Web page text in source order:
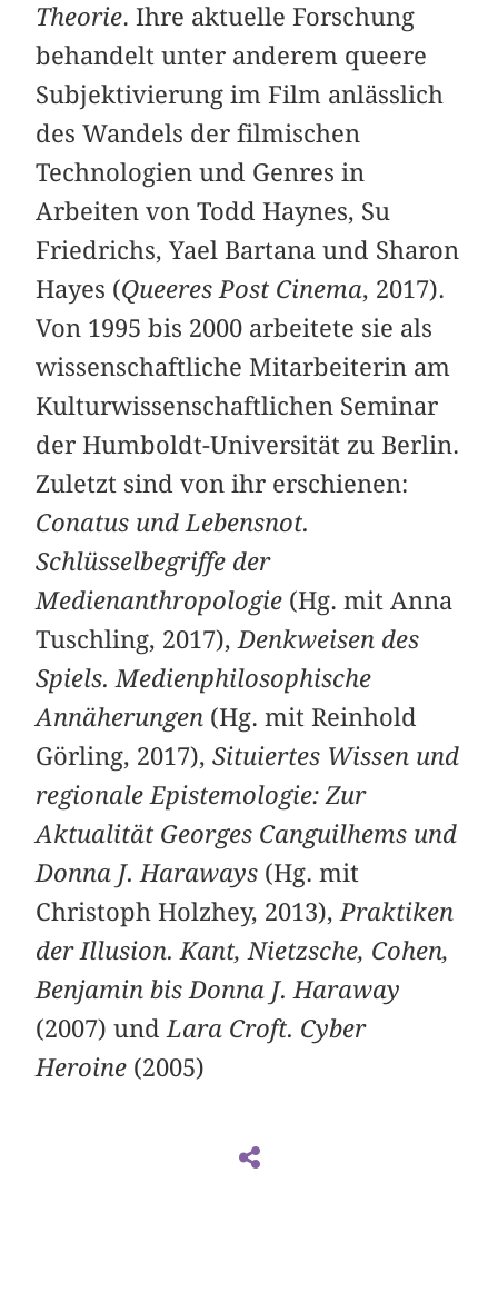
Theorie. Ihre aktuelle Forschung
behandelt unter anderem queere
Subjektivierung im Film anlässlich
des Wandels der filmischen
Technologien und Genres in
Arbeiten von Todd Haynes, Su
Friedrichs, Yael Bartana und Sharon
Hayes (Queeres Post Cinema, 2017).
Von 1995 bis 2000 arbeitete sie als
wissenschaftliche Mitarbeiterin am
Kulturwissenschaftlichen Seminar
der Humboldt-Universität zu Berlin.
Zuletzt sind von ihr erschienen:
Conatus und Lebensnot.
Schlüsselbegriffe der
Medienanthropologie (Hg. mit Anna
Tuschling, 2017), Denkweisen des
Spiels. Medienphilosophische
Annäherungen (Hg. mit Reinhold
Görling, 2017),Situiertes Wissen und
regionale Epistemologie: Zur
Aktualität Georges Canguilhems und
Donna J. Haraways (Hg. mit
Christoph Holzhey, 2013), Praktiken
der Illusion. Kant, Nietzsche, Cohen,
Benjamin bis Donna J. Haraway
(2007) und Lara Croft. Cyber
Heroine (2005)